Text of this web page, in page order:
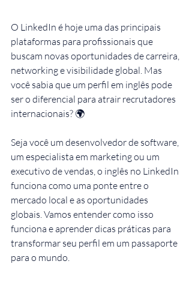
O LinkedIn é hoje uma das principais
plataformas para profissionais que
buscam novas oportunidades de carreira,
networking e visibilidade global. Mas
você sabia que um perfil em inglês pode
ser o diferencial para atrair recrutadores
internacionais? 🌍
Seja você um desenvolvedor de software,
um especialista em marketing ou um
executivo de vendas, o inglês no LinkedIn
funciona como uma ponte entre o
mercado local e as oportunidades
globais. Vamos entender como isso
funciona e aprender dicas práticas para
transformar seu perfil em um passaporte
para o mundo.